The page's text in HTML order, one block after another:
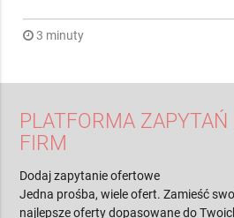
PLATFORMA ZAPYTAŃ
FIRM
Dodaj zapytanie ofertowe